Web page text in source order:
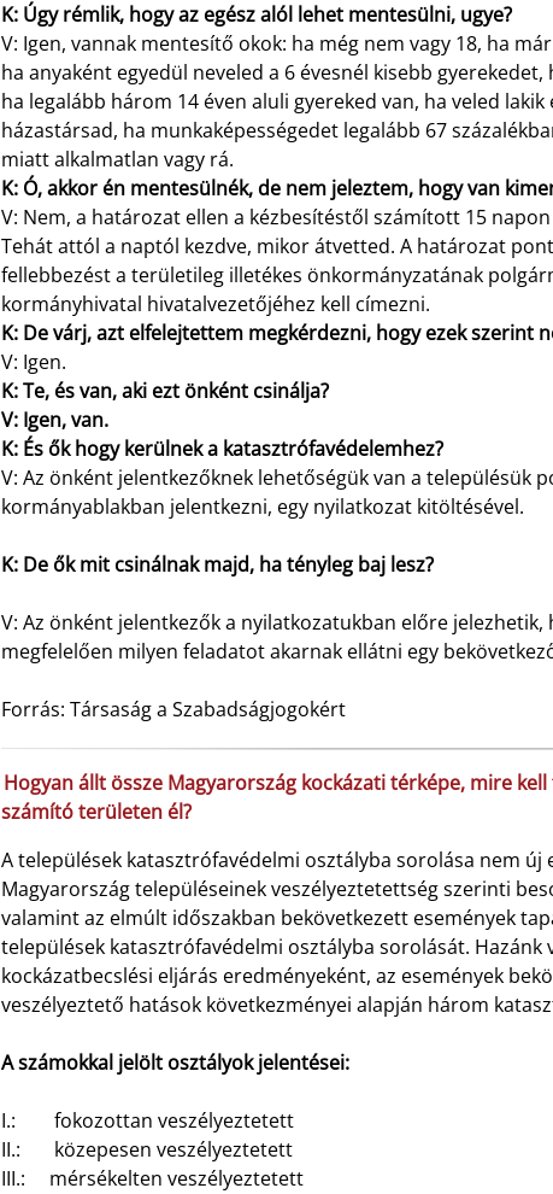
K: Úgy rémlik, hogy az egész alól lehet mentesülni, ugye?
V: Igen, vannak mentesítő okok: ha még nem vagy 18, ha
ha anyaként egyedül neveled a 6 évesnél kisebb
ha legalább három 14 éven aluli gyereked van, ha veled
házastársad, ha munkaképességedet legalább 67
miatt alkalmatlan vagy rá.
K: Ó, akkor én mentesülnék, de nem jeleztem, hogy van
V: Nem, a határozat ellen a kézbesítéstől számított 15
Tehát attól a naptól kezdve, mikor átvetted. A határozat
fellebbezést a területileg illetékes önkormányzatának
kormányhivatal hivatalvezetőjéhez kell címezni.
K: De várj, azt elfelejtettem megkérdezni, hogy ezek szerint
V: Igen.
K: Te, és van, aki ezt önként csinálja?
V: Igen, van.
K: És ők hogy kerülnek a katasztrófavédelemhez?
V: Az önként jelentkezőknek lehetőségük van a településük
kormányablakban jelentkezni, egy nyilatkozat kitöltésével.
K: De ők mit csinálnak majd, ha tényleg baj lesz?
V: Az önként jelentkezők a nyilatkozatukban előre
megfelelően milyen feladatot akarnak ellátni egy
Forrás: Társaság a Szabadságjogokért
Hogyan állt össze Magyarország kockázati térképe, mire
számító területen él?
A települések katasztrófavédelmi osztályba sorolása nem
Magyarország településeinek veszélyeztetettség szerinti
valamint az elmúlt időszakban bekövetkezett események
települések katasztrófavédelmi osztályba sorolását.
kockázatbecslési eljárás eredményeként, az események
veszélyeztető hatások következményei alapján három
A számokkal jelölt osztályok jelentései:
I.: fokozottan veszélyeztetett
II.: közepesen veszélyeztetett
III.: mérsékelten veszélyeztetett